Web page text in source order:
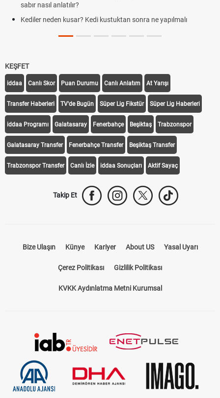
sabır nasıl anlatılır?
Kediler neden kusar? Kedi kustuktan sonra ne yapılmalı
KEŞFET
iddaa Canlı Skor Puan Durumu Canlı Anlatım At Yarışı
Transfer Haberleri TV'de Bugün Süper Lig Fikstür Süper Lig Haberleri
iddaa Programı Galatasaray Fenerbahçe Beşiktaş Trabzonspor
Galatasaray Transfer Fenerbahçe Transfer Beşiktaş Transfer
Trabzonspor Transfer Canlı İzle iddaa Sonuçları Aktif Sayaç
Takip Et
Bize Ulaşın Künye Kariyer About US Yasal Uyarı
Çerez Politikası Gizlilik Politikası
KVKK Aydınlatma Metni Kurumsal